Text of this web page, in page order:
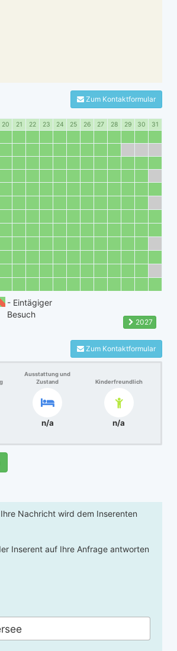
Zum Kontaktformular
20 21 22 23 24 25 26 27 28 29 30
31
2027
Zum Kontaktformular
Ausstattung und
Zustand
n/a
Kinderfreundlich
n/a
Nachricht wird dem Inserenten
Inserent auf Ihre Anfrage antworten